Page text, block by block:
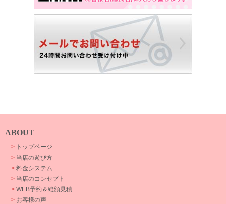
ABOUT
> トップページ
> 当店の遊び方
> 料金システム
> 当店のコンセプト
> WEB予約＆総額見積
> お客様の声